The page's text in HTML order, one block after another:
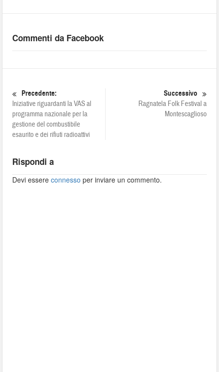
Commenti da Facebook
Precedente:
Iniziative riguardanti la VAS al
programma nazionale per la
gestione del combustibile
esaurito e dei rifiuti radioattivi
Successivo
Ragnatela Folk Festival a
Montescaglioso
Rispondi a
Devi essereconnesso per inviare un commento.